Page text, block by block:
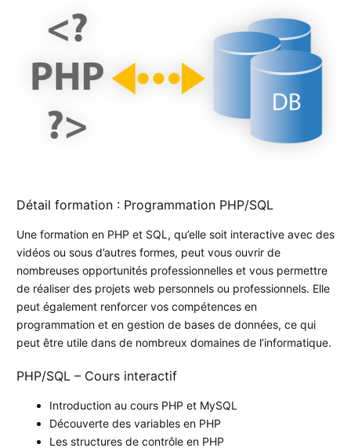
Détail formation : Programmation PHP/SQL
Une formation en PHP et SQL, qu’elle soit interactive avec des
vidéos ou sous d’autres formes, peut vous ouvrir de
nombreuses opportunités professionnelles et vous permettre
de réaliser des projets web personnels ou professionnels. Elle
peut également renforcer vos compétences en
programmation et en gestion de bases de données, ce qui
peut être utile dans de nombreux domaines de l’informatique.
PHP/SQL – Cours interactif
Introduction au cours PHP et MySQL
Découverte des variables en PHP
Les structures de contrôle en PHP